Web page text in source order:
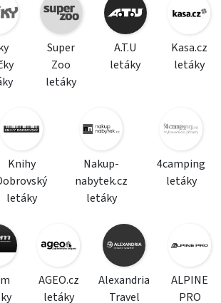
Super
Zoo
letáky
A.T.U
letáky
Kasa.cz
letáky
Knihy
letáky
Nakup-
nabytek.cz
letáky
4camping
letáky
AGEO.cz
letáky
Alexandria
Travel
ALPINE
PRO